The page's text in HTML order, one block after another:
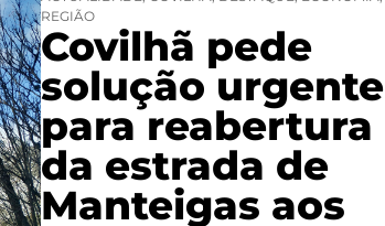
REGIÃO
Covilhã pede
solução urgente
para reabertura
da estrada de
Manteigas aos